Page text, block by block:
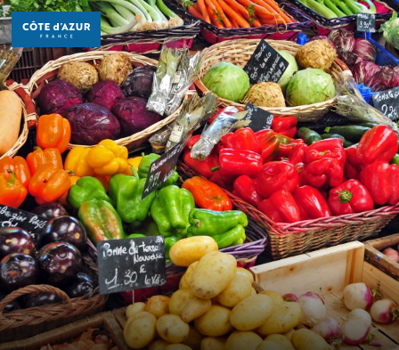
Aller
au
contenu
principal
SCOPRIRE
PER FARE
SOGGIORNO